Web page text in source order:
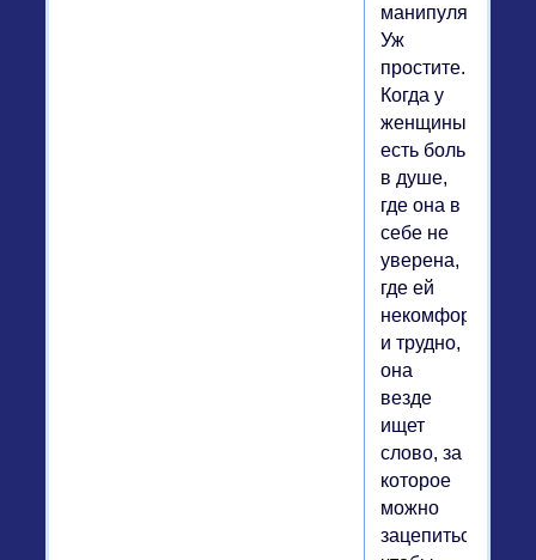
манипуляции.
Уж
простите.
Когда у
женщины
есть боль
в душе,
где она в
себе не
уверена,
где ей
некомфортно
и трудно,
она
везде
ищет
слово, за
которое
можно
зацепиться,